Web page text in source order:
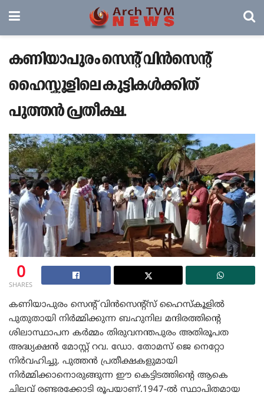
കണിയാപുരം സെന്റ് വിൻസെന്റ്
ഹൈസ്കൂളിലെ കുട്ടികൾക്കിത്
പുത്തൻ പ്രതീക്ഷ.
0
SHARES
കണിയാപുരം സെന്റ് വിൻസെന്റ്സ് ഹൈസ്കൂളിൽ
പുതുതായി നിർമ്മിക്കുന്ന ബഹുനില മന്ദിരത്തിന്റെ
ശിലാസ്ഥാപന കർമ്മം തിരുവനന്തപുരം അതിരൂപത
അദ്ധ്യക്ഷൻ മോസ്റ്റ്‌ റവ. ഡോ. തോമസ് ജെ നെറ്റോ
നിർവഹിച്ചു. പുത്തൻ പ്രതീക്ഷകളുമായി
നിർമ്മിക്കാനൊരുങ്ങുന്ന ഈ കെട്ടിടത്തിന്റെ ആകെ
ചിലവ് രണ്ടരക്കോടി രൂപയാണ്.1947-ൽ സ്ഥാപിതമായ